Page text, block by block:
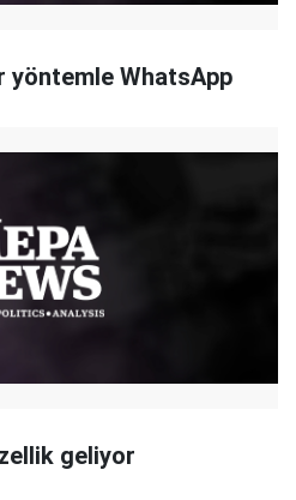
yöntemle WhatsApp
geliyor